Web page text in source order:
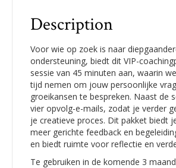
Description
Voor wie op zoek is naar
ondersteuning, biedt dit VIP-
sessie van 45 minuten aan, waarin
tijd nemen om jouw persoonlijke
groeikansen te bespreken. Naast de
vier opvolg-e-mails, zodat je verder
je creatieve proces. Dit pakket biedt
meer gerichte feedback en
en biedt ruimte voor reflectie en
Te gebruiken in de komende 3